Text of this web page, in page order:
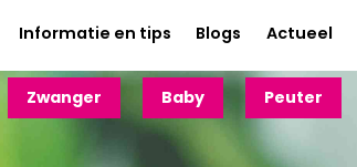
Informatie en tips Blogs Actueel
Zwanger Baby Peuter